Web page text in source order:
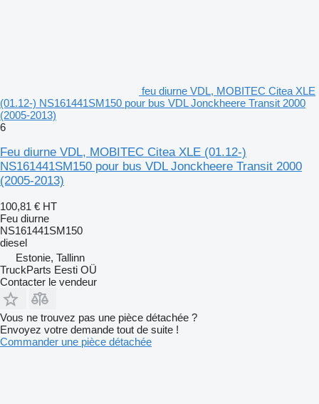
feu diurne VDL, MOBITEC Citea XLE
(01.12-) NS161441SM150 pour bus VDL Jonckheere Transit 2000
(2005-2013)
6
Feu diurne VDL, MOBITEC Citea XLE (01.12-)
NS161441SM150 pour bus VDL Jonckheere Transit 2000
(2005-2013)
100,81 € HT
Feu diurne
NS161441SM150
diesel
Estonie, Tallinn
TruckParts Eesti OÜ
Contacter le vendeur
Vous ne trouvez pas une pièce détachée ?
Envoyez votre demande tout de suite !
Commander une pièce détachée